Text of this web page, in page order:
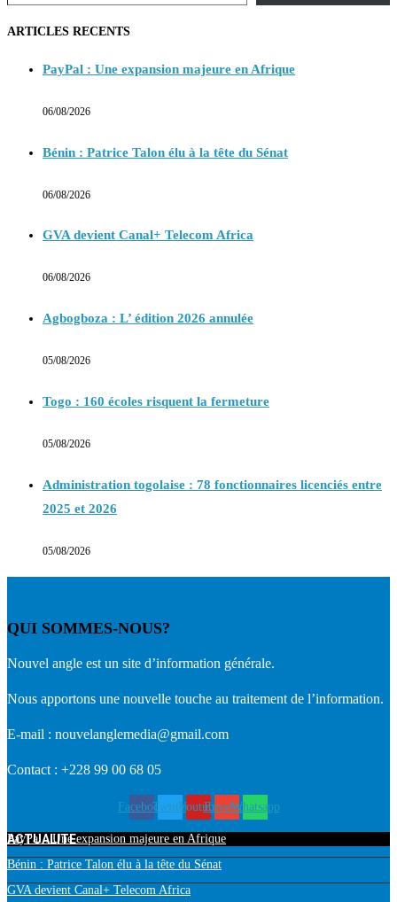
ARTICLES RECENTS
PayPal : Une expansion majeure en Afrique
06/08/2026
Bénin : Patrice Talon élu à la tête du Sénat
06/08/2026
GVA devient Canal+ Telecom Africa
06/08/2026
Agbogboza : L’ édition 2026 annulée
05/08/2026
Togo : 160 écoles risquent la fermeture
05/08/2026
Administration togolaise : 78 fonctionnaires licenciés entre
2025 et 2026
05/08/2026
QUI SOMMES-NOUS?
Nouvel angle est un site d’information générale.
Nous apportons une nouvelle touche au traitement de l’information.
E-mail : nouvelanglemedia@gmail.com
Contact : +228 99 00 68 05
FacebookTwitterYoutubeEnvelopeWhatsapp
ACTUALITE
PayPal : Une expansion majeure en Afrique
Bénin : Patrice Talon élu à la tête du Sénat
GVA devient Canal+ Telecom Africa